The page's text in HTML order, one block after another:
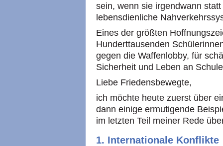
sein, wenn sie irgendwann
lebensdienliche
Eines der größten
Hunderttausenden
gegen die Waffenlobby, für
Sicherheit und Leben an
Liebe Friedensbewegte,
ich möchte heute zuerst über
dann einige ermutigende
im letzten Teil meiner Rede
1. Internationale Konflikte